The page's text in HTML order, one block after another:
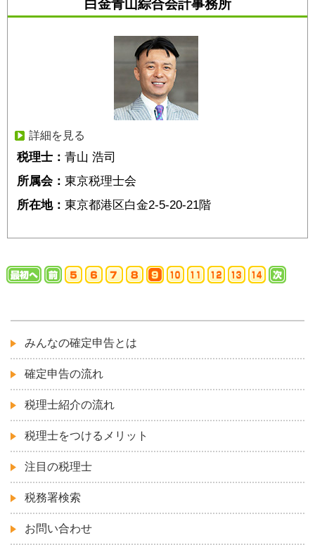
白金青山綜合会計事務所
詳細を見る
税理士： 青山 浩司
所属会： 東京税理士会
所在地： 東京都港区白金2-5-20-21階
みんなの確定申告とは
確定申告の流れ
税理士紹介の流れ
税理士をつけるメリット
注目の税理士
税務署検索
お問い合わせ